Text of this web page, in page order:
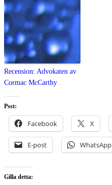
Recension: Advokaten av
Cormac McCarthy
Psst:
Facebook X
E-post WhatsApp
Gilla detta: